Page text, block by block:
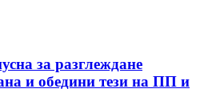
за разглеждане
и обедини тези на ПП и